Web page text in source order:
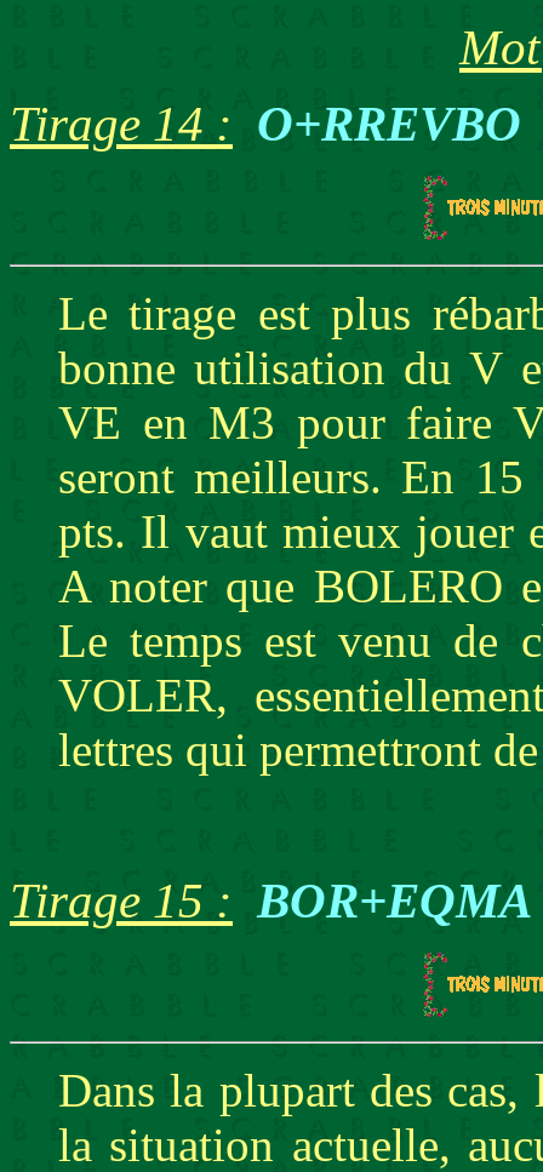
Tirage 14 : O+RREVBO
Le tirage est plus
bonne utilisation du V
VE en M3 pour faire
seront meilleurs. En
pts. Il vaut mieux jouer
A noter que BOLERO
Le temps est venu de
VOLER,
lettres qui permettront
Tirage 15 : BOR+EQMA
Dans la plupart des
la situation actuelle,